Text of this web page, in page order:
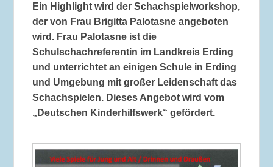
Ein Highlight wird der Schachspielworkshop,
der von Frau Brigitta Palotasne angeboten
wird. Frau Palotasne ist die
Schulschachreferentin im Landkreis Erding
und unterrichtet an einigen Schule in Erding
und Umgebung mit großer Leidenschaft das
Schachspielen. Dieses Angebot wird vom
„Deutschen Kinderhilfswerk“ gefördert.